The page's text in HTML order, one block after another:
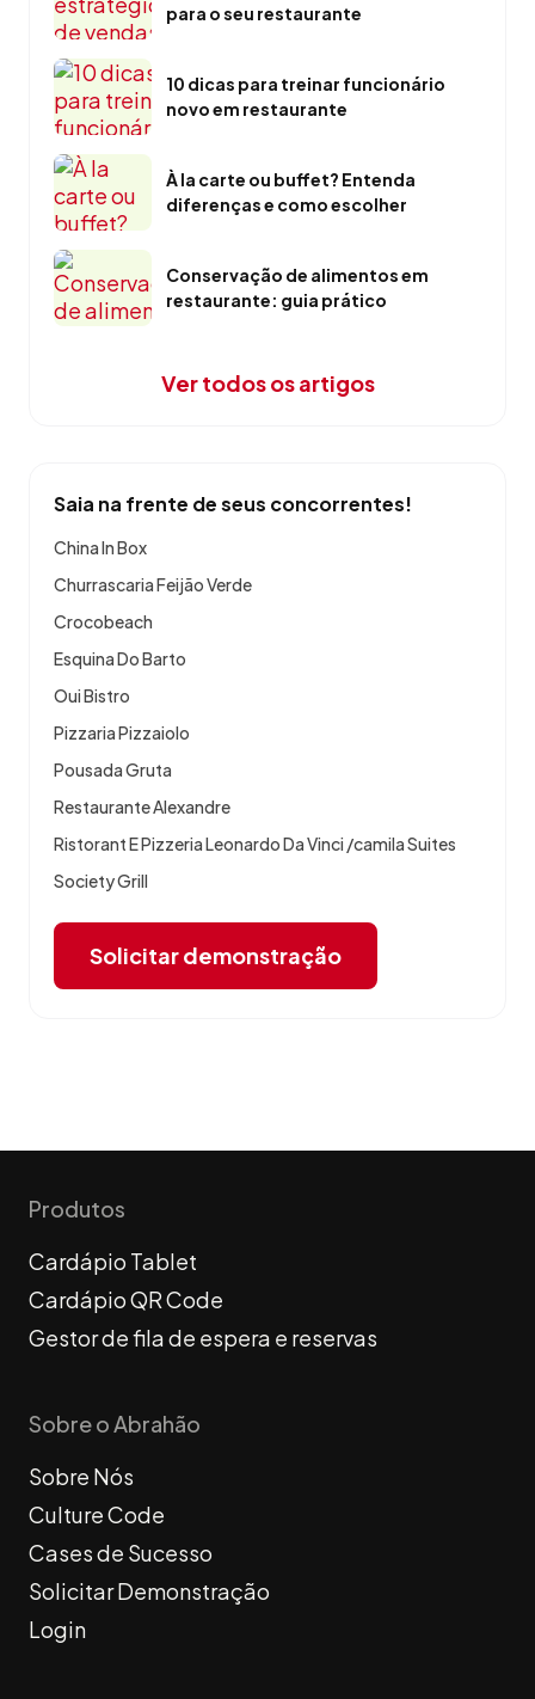
para o seu restaurante
10 dicas para treinar funcionário
novo em restaurante
À la carte ou buffet? Entenda
diferenças e como escolher
Conservação de alimentos em
restaurante: guia prático
Ver todos os artigos
Saia na frente de seus concorrentes!
China In Box
Churrascaria Feijão Verde
Crocobeach
Esquina Do Barto
Oui Bistro
Pizzaria Pizzaiolo
Pousada Gruta
Restaurante Alexandre
Ristorant E Pizzeria Leonardo Da Vinci /camila Suites
Society Grill
Solicitar demonstração
Produtos
Cardápio Tablet
Cardápio QR Code
Gestor de fila de espera e reservas
Sobre o Abrahão
Sobre Nós
Culture Code
Cases de Sucesso
Solicitar Demonstração
Login